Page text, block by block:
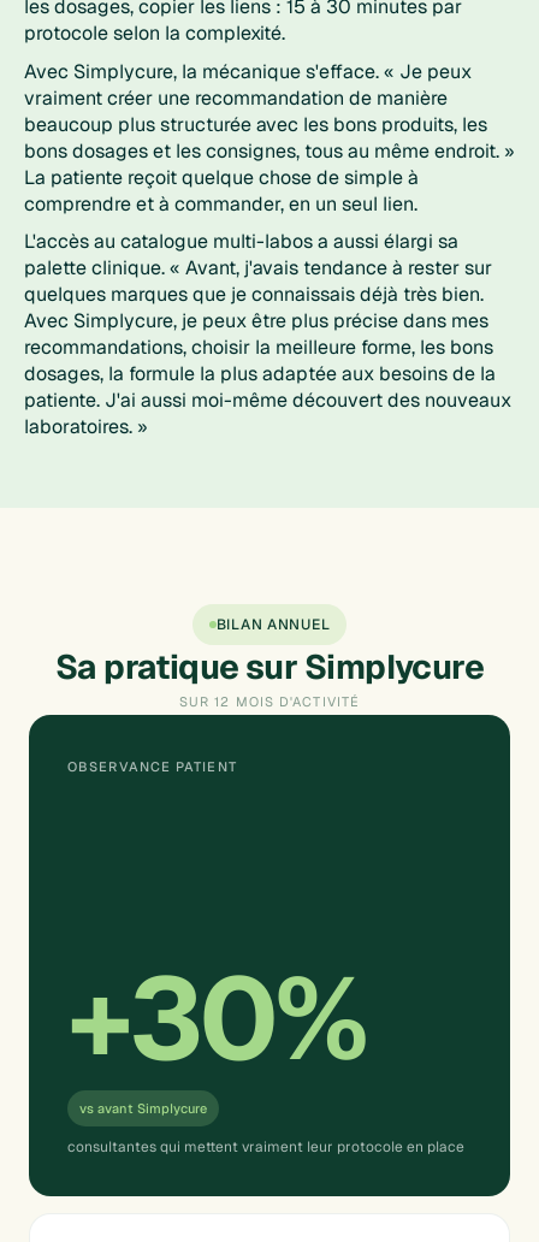
les dosages, copier les liens : 15 à 30 minutes par
protocole selon la complexité.
Avec Simplycure, la mécanique s'efface.« Je peux
vraiment créer une recommandation de manière
beaucoup plus structurée avec les bons produits, les
bons dosages et les consignes, tous au même endroit. »
La patiente reçoit quelque chose de simple à
comprendre et à commander, en un seul lien.
L'accès au catalogue multi-labos a aussi élargi sa
palette clinique.« Avant, j'avais tendance à rester sur
quelques marques que je connaissais déjà très bien.
Avec Simplycure, je peux être plus précise dans mes
recommandations, choisir la meilleure forme, les bons
dosages, la formule la plus adaptée aux besoins de la
patiente. J'ai aussi moi-même découvert des nouveaux
laboratoires. »
BILAN ANNUEL
Sa pratique sur Simplycure
SUR 12 MOIS D'ACTIVITÉ
OBSERVANCE PATIENT
+30%
vs avant Simplycure
consultantes qui mettent vraiment leur protocole en place